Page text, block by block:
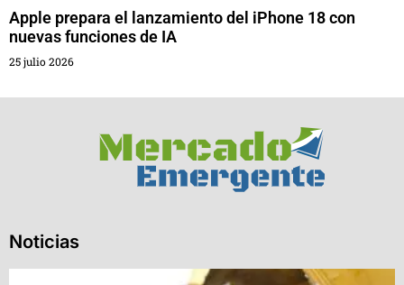
Apple prepara el lanzamiento del iPhone 18 con
nuevas funciones de IA
25 julio 2026
Noticias